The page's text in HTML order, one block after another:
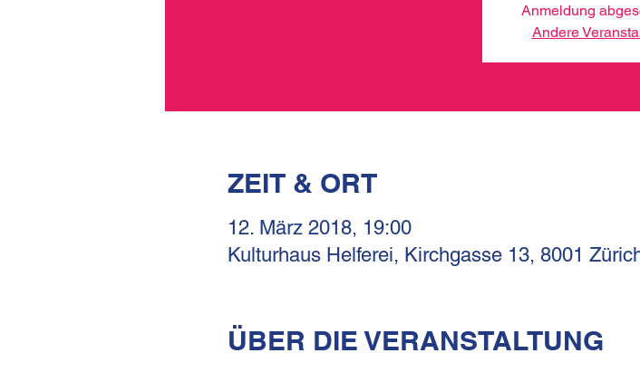
Anmeldung
Andere
ZEIT & ORT
12. März 2018, 19:00
Kulturhaus Helferei, Kirchgasse 13, 8001
ÜBER DIE VERANSTALTUNG